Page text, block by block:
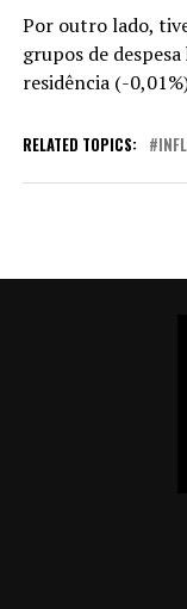
Por outro lado,
grupos de
residência (-
RELATED TOPICS: